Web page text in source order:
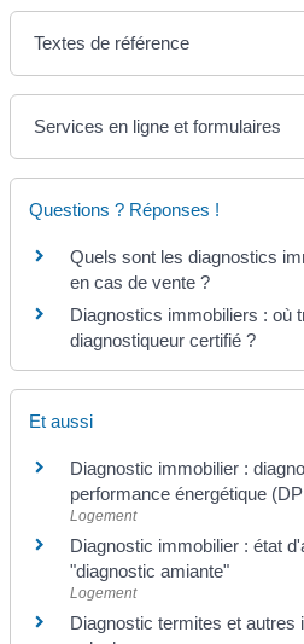
Textes de référence
Services en ligne et formulaires
Questions ? Réponses !
Quels sont les diagnostics
en cas de vente ?
Diagnostics immobiliers : où
diagnostiqueur certifié ?
Et aussi
Diagnostic immobilier :
performance énergétique
Logement
Diagnostic immobilier : état
"diagnostic amiante"
Logement
Diagnostic termites et autres